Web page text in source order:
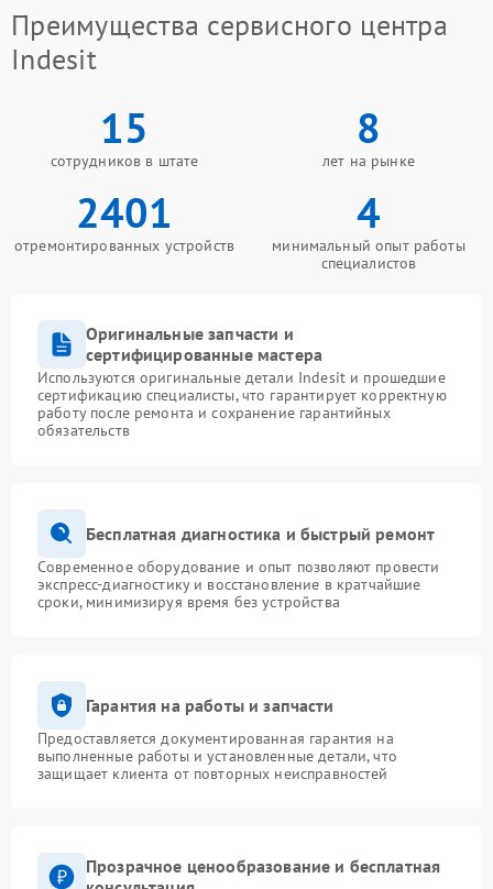
Преимущества сервисного центра
Indesit
15
сотрудников в штате
8
лет на рынке
2401
отремонтированных устройств
4
минимальный опыт работы
специалистов
Оригинальные запчасти и
сертифицированные мастера
Используются оригинальные детали Indesit и прошедшие
сертификацию специалисты, что гарантирует корректную
работу после ремонта и сохранение гарантийных
обязательств
Бесплатная диагностика и быстрый ремонт
Современное оборудование и опыт позволяют провести
экспресс-диагностику и восстановление в кратчайшие
сроки, минимизируя время без устройства
Гарантия на работы и запчасти
Предоставляется документированная гарантия на
выполненные работы и установленные детали, что
защищает клиента от повторных неисправностей
Прозрачное ценообразование и бесплатная